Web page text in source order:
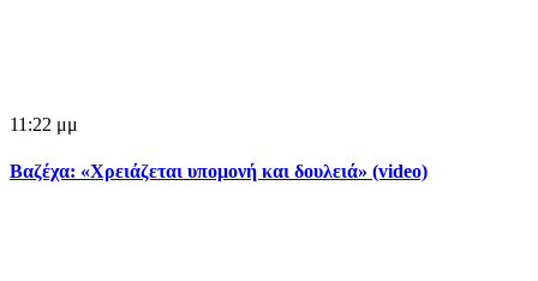
11:22 μμ
Βαζέχα: «Χρειάζεται υπομονή και δουλειά» (video)